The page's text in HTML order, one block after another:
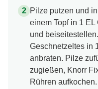
Pilze putzen und
einem Topf in 1
und
Geschnetzeltes in
anbraten. Pilze
zugießen, Knorr
Rühren